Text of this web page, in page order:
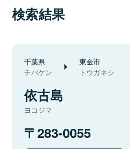
検索結果
千葉県
チバケン
東金市
トウガネシ
依古島
ヨコジマ
283-0055